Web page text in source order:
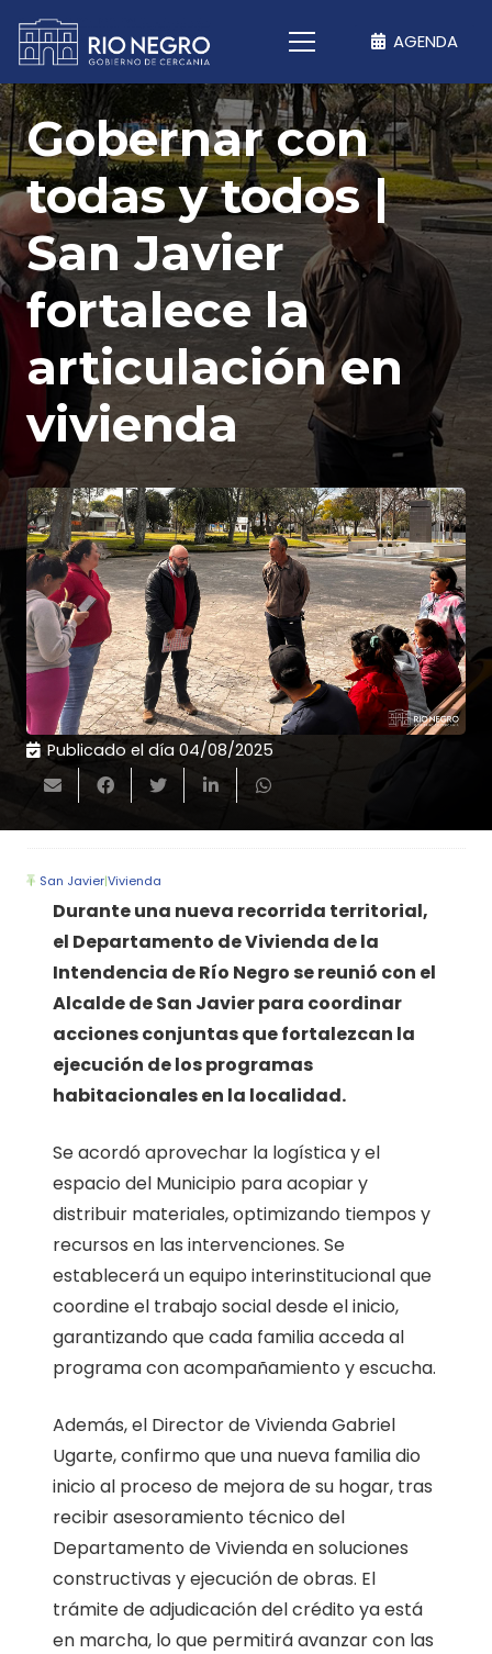
AGENDA
Gobernar con
todas y todos |
San Javier
fortalece la
articulación en
vivienda
Publicado el día 04/08/2025
San Javier|Vivienda
Durante una nueva recorrida territorial,
el Departamento de Vivienda de la
Intendencia de Río Negro se reunió con el
Alcalde de San Javier para coordinar
acciones conjuntas que fortalezcan la
ejecución de los programas
habitacionales en la localidad.
Se acordó aprovechar la logística y el
espacio del Municipio para acopiar y
distribuir materiales, optimizando tiempos y
recursos en las intervenciones. Se
establecerá un equipo interinstitucional que
coordine el trabajo social desde el inicio,
garantizando que cada familia acceda al
programa con acompañamiento y escucha.
Además, el Director de Vivienda Gabriel
Ugarte, confirmo que una nueva familia dio
inicio al proceso de mejora de su hogar, tras
recibir asesoramiento técnico del
Departamento de Vivienda en soluciones
constructivas y ejecución de obras. El
trámite de adjudicación del crédito ya está
en marcha, lo que permitirá avanzar con las